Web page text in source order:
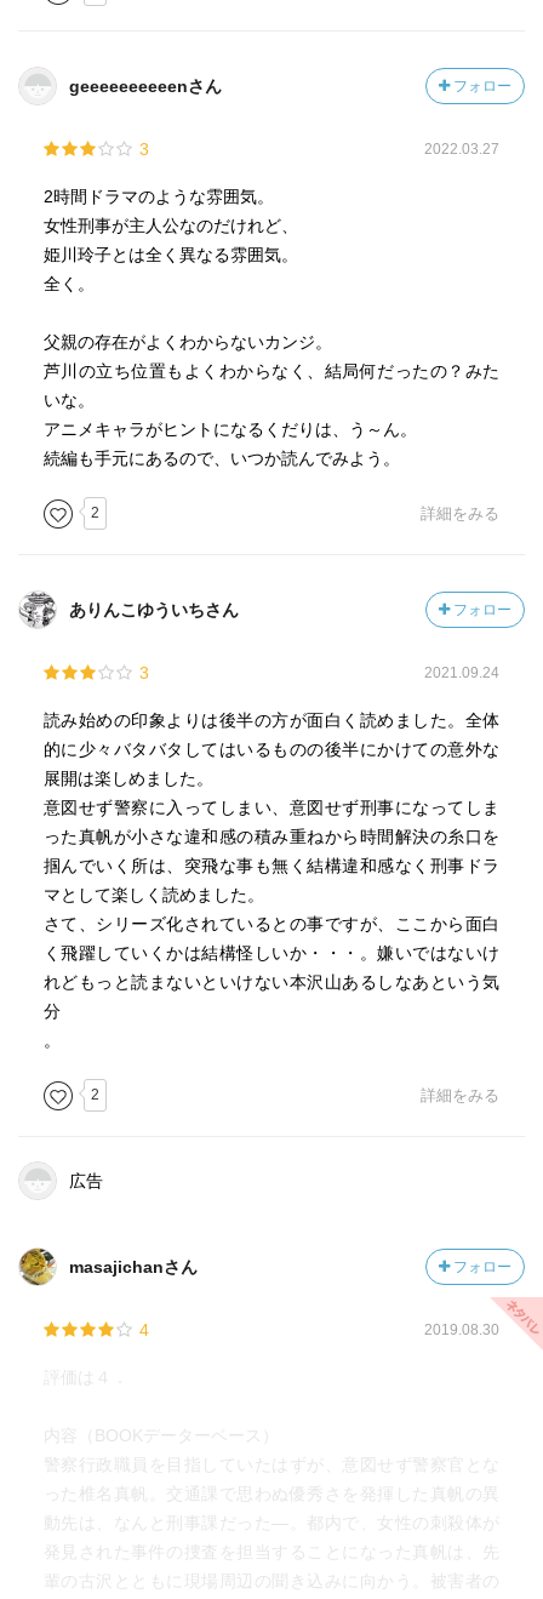
geeeeeeeeeenさん フォロー
3 2022.03.27
2時間ドラマのような雰囲気。
女性刑事が主人公なのだけれど、
姫川玲子とは全く異なる雰囲気。
全く。
父親の存在がよくわからないカンジ。
芦川の立ち位置もよくわからなく、結局何だったの？みた
いな。
アニメキャラがヒントになるくだりは、う～ん。
続編も手元にあるので、いつか読んでみよう。
2 詳細をみる
ありんこゆういちさん フォロー
3 2021.09.24
読み始めの印象よりは後半の方が面白く読めました。全体
的に少々バタバタしてはいるものの後半にかけての意外な
展開は楽しめました。
意図せず警察に入ってしまい、意図せず刑事になってしま
った真帆が小さな違和感の積み重ねから時間解決の糸口を
掴んでいく所は、突飛な事も無く結構違和感なく刑事ドラ
マとして楽しく読めました。
さて、シリーズ化されているとの事ですが、ここから面白
く飛躍していくかは結構怪しいか・・・。嫌いではないけ
れどもっと読まないといけない本沢山あるしなあという気
分
。
2 詳細をみる
広告
masajichanさん フォロー
4 2019.08.30
評価は４．
内容（BOOKデーターベース）
警察行政職員を目指していたはずが、意図せず警察官とな
った椎名真帆。交通課で思わぬ優秀さを発揮した真帆の異
動先は、なんと刑事課だった―。都内で、女性の刺殺体が
発見された事件の捜査を担当することになった真帆は、先
輩の古沢とともに現場周辺の聞き込みに向かう。被害者の